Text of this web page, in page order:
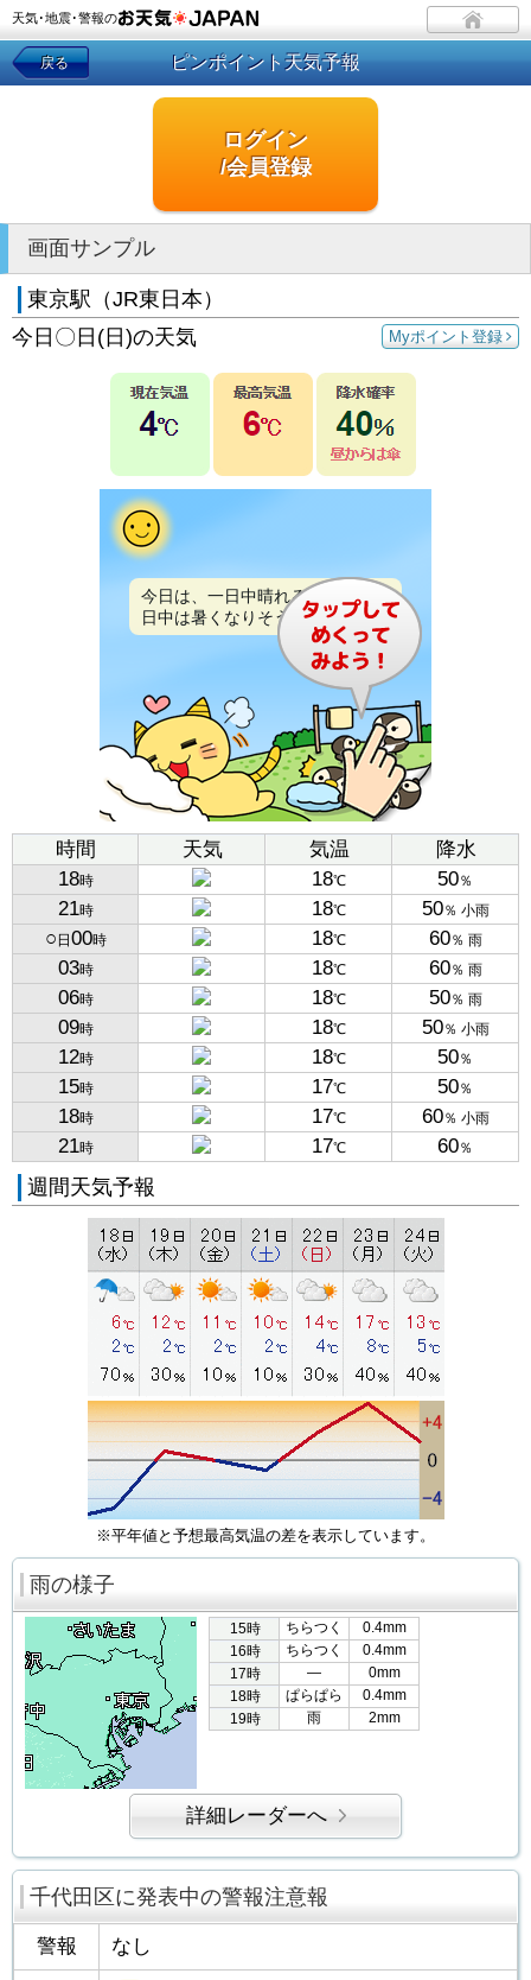
天気･地震･警報の
戻る ピンポイント天気予報
ログイン
/会員登録
画面サンプル
東京駅（JR東日本）
Myポイント登録
今日〇日(日)の天気
今日は、一日中晴れるでしょう。
日中は暑くなりそうです。
時間 天気 気温
降水
18時 18℃ 50％
21時 18℃ 50％ 小雨
○ 日 00時 18℃ 60％ 雨
03時 18℃ 60％ 雨
06時 18℃ 50％ 雨
09時 18℃ 50％ 小雨
12時 18℃ 50％
15時 17℃ 50％
18時 17℃ 60％ 小雨
21時 17℃ 60％
週間天気予報
※平年値と予想最高気温の差を表示しています。
雨の様子
15時 ちらつく
0.4mm
16時
ちらつく
0.4mm
17時
―
0mm
18時
ぱらぱら
0.4mm
19時
雨 2mm
詳細レーダーへ
千代田区に発表中の警報注意報
警報 なし